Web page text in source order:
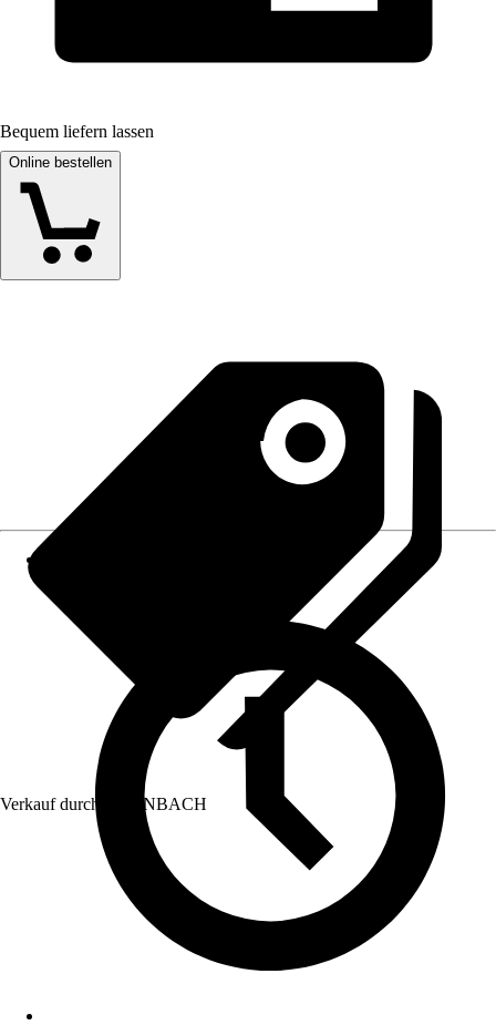
Bequem liefern lassen
Online bestellen
Verkauf durch: HORNBACH